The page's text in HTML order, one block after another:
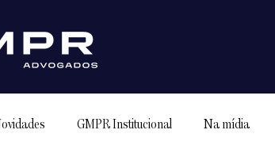
GMPR Institucional Na mídia